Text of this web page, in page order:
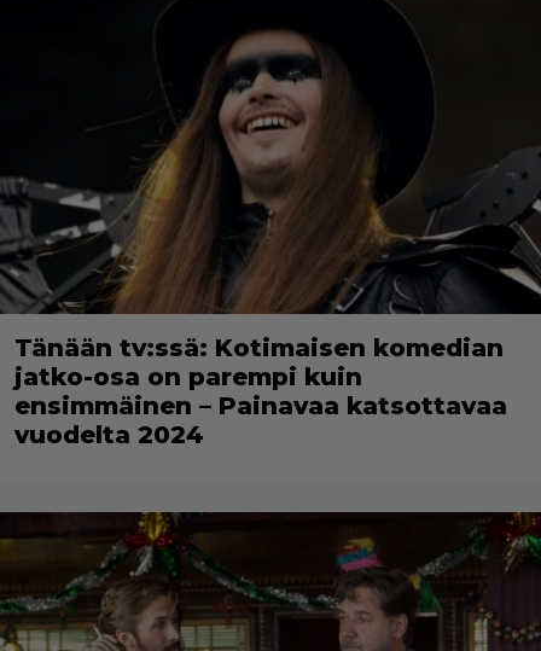
Tänään tv:ssä: Kotimaisen komedian
jatko-osa on parempi kuin
ensimmäinen – Painavaa katsottavaa
vuodelta 2024